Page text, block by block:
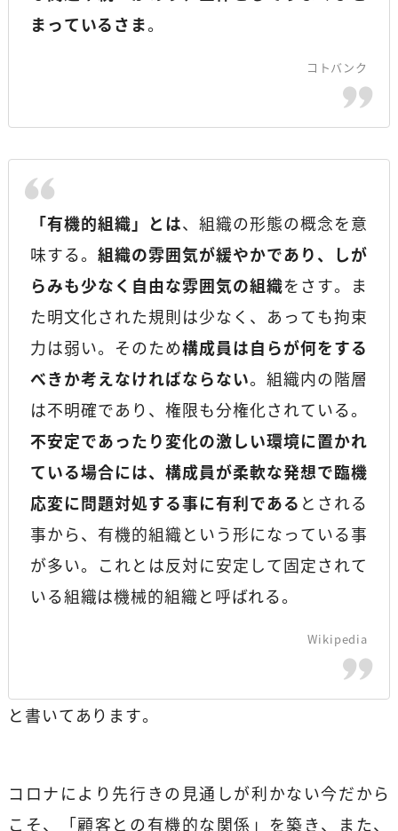
まっているさま。
コトバンク
「有機的組織」とは、組織の形態の概念を意
味する。 組織の雰囲気が緩やかであり、しが
らみも少なく自由な雰囲気の組織をさす。ま
た明文化された規則は少なく、あっても拘束
力は弱い。そのため構成員は自らが何をする
べきか考えなければならない。組織内の階層
は不明確であり、権限も分権化されている。
不安定であったり変化の激しい環境に置かれ
ている場合には、構成員が柔軟な発想で臨機
応変に問題対処する事に有利である とされる
事から、有機的組織という形になっている事
が多い。これとは反対に安定して固定されて
いる組織は機械的組織と呼ばれる。
Wikipedia
と書いてあります。
コロナにより先行きの見通しが利かない今だから
こそ、「顧客との有機的な関係」を築き、また、